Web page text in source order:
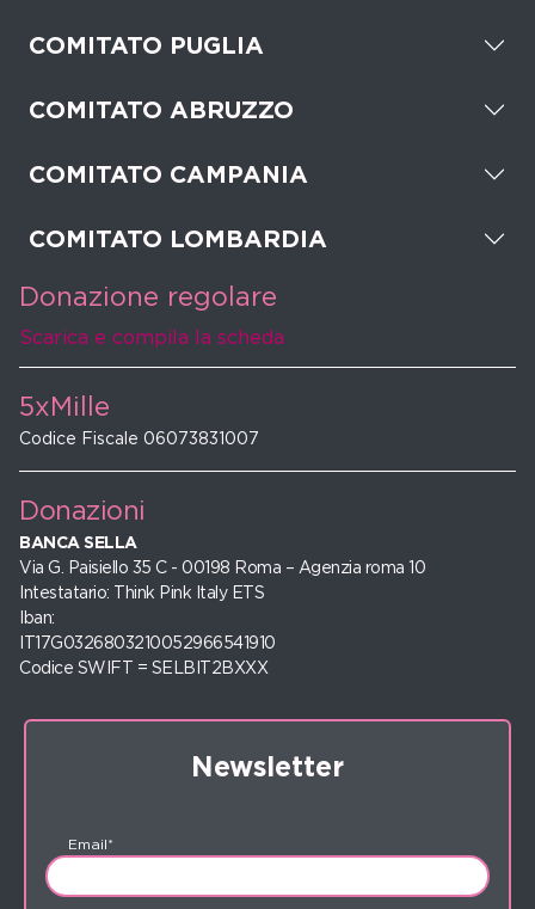
COMITATO PUGLIA
COMITATO ABRUZZO
COMITATO CAMPANIA
COMITATO LOMBARDIA
Donazione regolare
Scarica e compila la scheda
5xMille
Codice Fiscale 06073831007
Donazioni
BANCA SELLA
Via G. Paisiello 35 C - 00198 Roma – Agenzia roma 10
Intestatario: Think Pink Italy ETS
Iban:
IT17G0326803210052966541910
Codice SWIFT = SELBIT2BXXX
Newsletter
Email*